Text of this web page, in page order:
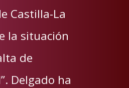
Castilla-La
la situación
de
Delgado ha